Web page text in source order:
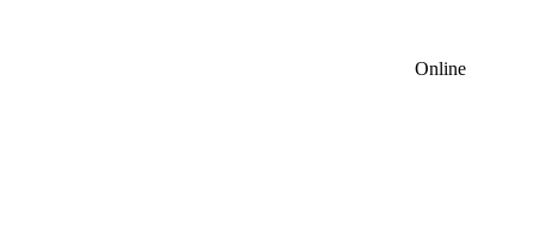
Online